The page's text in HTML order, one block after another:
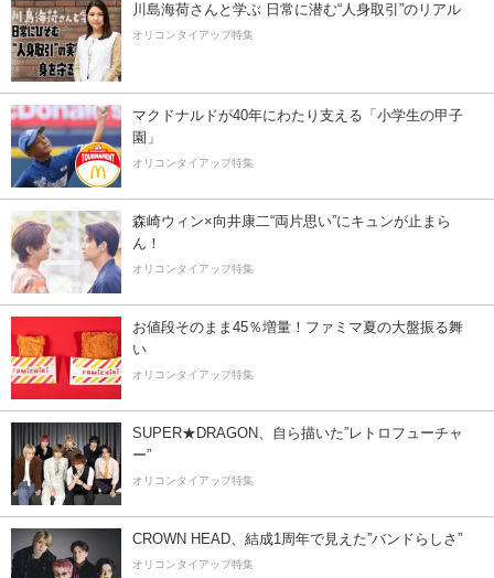
川島海荷さんと学ぶ 日常に潜む“人身取引”のリアル
オリコンタイアップ特集
マクドナルドが40年にわたり支える「小学生の甲子
園」
オリコンタイアップ特集
森崎ウィン×向井康二“両片思い”にキュンが止まら
ん！
オリコンタイアップ特集
お値段そのまま45％増量！ファミマ夏の大盤振る舞
い
オリコンタイアップ特集
SUPER★DRAGON、自ら描いた”レトロフューチャ
ー”
オリコンタイアップ特集
CROWN HEAD、結成1周年で見えた”バンドらしさ”
オリコンタイアップ特集